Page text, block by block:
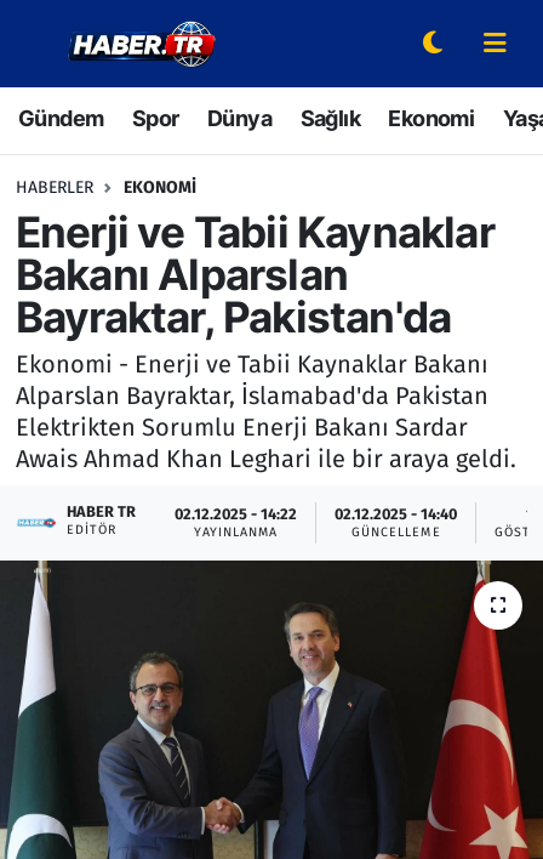
Gündem Spor Dünya Sağlık Ekonomi
HABERLER EKONOMI
Enerji ve Tabii Kaynaklar
Bakanı Alparslan
Bayraktar, Pakistan'da
Ekonomi - Enerji ve Tabii Kaynaklar Bakanı
Alparslan Bayraktar, İslamabad'da Pakistan
Elektrikten Sorumlu Enerji Bakanı Sardar
Awais Ahmad Khan Leghari ile bir araya geldi.
HABER TR
EDITÖR
02.12.2025 - 14:22
YAYINLANMA
02.12.2025 - 14:40
GÜNCELLEME
1
Gündem
Spor
Dünya
Sağlık
Ekonomi
Yaşam
Hava Durumu
Bilim ve Teknoloji
Turizm
Yerel
Hava Durumu
Trafik Durumu
Süper Lig Puan Durumu ve Fikstür
Tüm Manşetler
Son Dakika Haberleri
Haber Arşivi